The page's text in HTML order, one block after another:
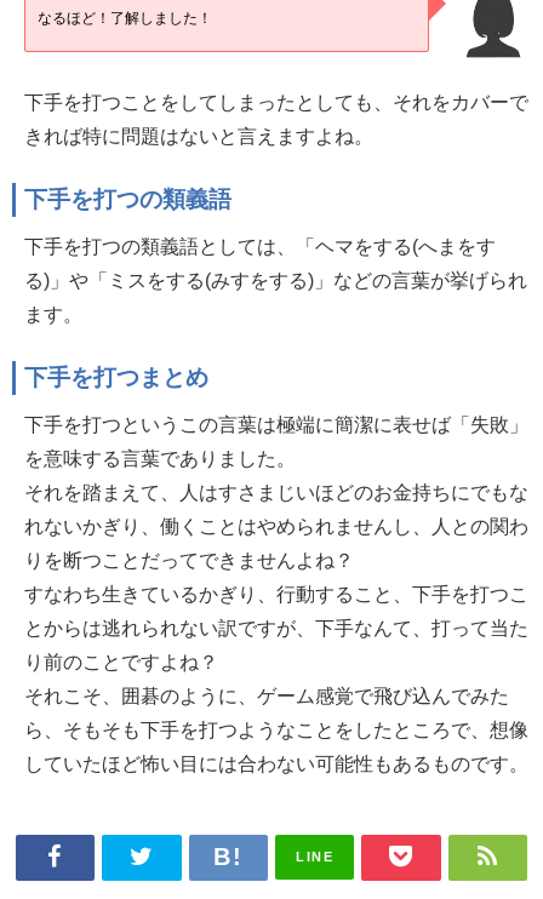
なるほど！了解しました！
下手を打つことをしてしまったとしても、それをカバーで
きれば特に問題はないと言えますよね。
下手を打つの類義語
下手を打つの類義語としては、「ヘマをする(へまをす
る)」や「ミスをする(みすをする)」などの言葉が挙げられ
ます。
下手を打つまとめ
下手を打つというこの言葉は極端に簡潔に表せば「失敗」
を意味する言葉でありました。
それを踏まえて、人はすさまじいほどのお金持ちにでもな
れないかぎり、働くことはやめられませんし、人との関わ
りを断つことだってできませんよね？
すなわち生きているかぎり、行動すること、下手を打つこ
とからは逃れられない訳ですが、下手なんて、打って当た
り前のことですよね？
それこそ、囲碁のように、ゲーム感覚で飛び込んでみた
ら、そもそも下手を打つようなことをしたところで、想像
していたほど怖い目には合わない可能性もあるものです。
LINE